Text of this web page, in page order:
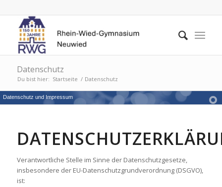
Datenschutz
Du bist hier: Startseite / Datenschutz
Datenschutz und Impressum
Verantwortliche Stelle im Sinne der Datenschutzgesetze,
insbesondere der EU-Datenschutzgrundverordnung (DSGVO),
ist: